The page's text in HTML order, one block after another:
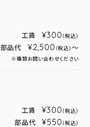
工賃 ¥300 （税込）
部品代 ¥2,500 （税込） ～
※種類お問い合わせください
工賃 ¥300 （税込）
部品代 ¥550 （税込）